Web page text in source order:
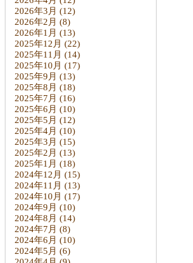
2026年3月 (12)
2026年2月 (8)
2026年1月 (13)
2025年12月 (22)
2025年11月 (14)
2025年10月 (17)
2025年9月 (13)
2025年8月 (18)
2025年7月 (16)
2025年6月 (10)
2025年5月 (12)
2025年4月 (10)
2025年3月 (15)
2025年2月 (13)
2025年1月 (18)
2024年12月 (15)
2024年11月 (13)
2024年10月 (17)
2024年9月 (10)
2024年8月 (14)
2024年7月 (8)
2024年6月 (10)
2024年5月 (6)